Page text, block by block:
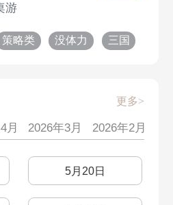
游
策略类 没体力 三国
更多>
月 2026年3月 2026年2月
5月20日